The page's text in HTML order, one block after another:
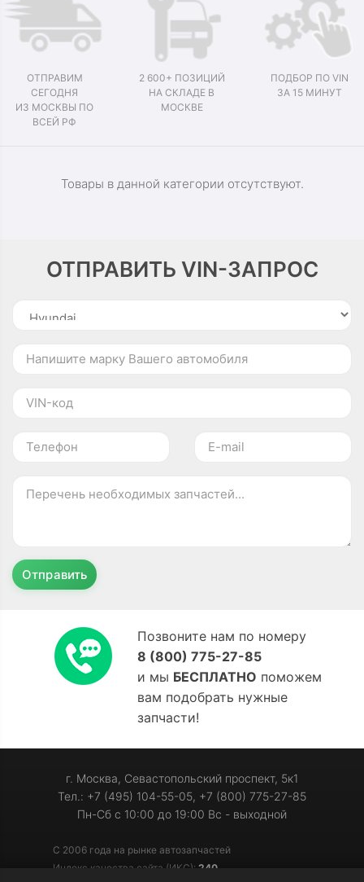
ОТПРАВИМ
СЕГОДНЯ
ИЗ МОСКВЫ ПО
ВСЕЙ РФ
2 600+ ПОЗИЦИЙ
НА СКЛАДЕ В
МОСКВЕ
ПОДБОР ПО VIN
ЗА 15 МИНУТ
Товары в данной категории отсутствуют.
ОТПРАВИТЬ VIN-ЗАПРОС
Отправить
Позвоните нам по номеру
8 (800) 775-27-85
и мы БЕСПЛАТНО поможем
вам подобрать нужные
запчасти!
г. Москва, Севастопольский проспект, 5к1
Тел.: +7 (495) 104-55-05, +7 (800) 775-27-85
Пн-Сб с 10:00 до 19:00 Вс - выходной
С 2006 года на рынке автозапчастей
Индекс качества сайта (ИКС): 240